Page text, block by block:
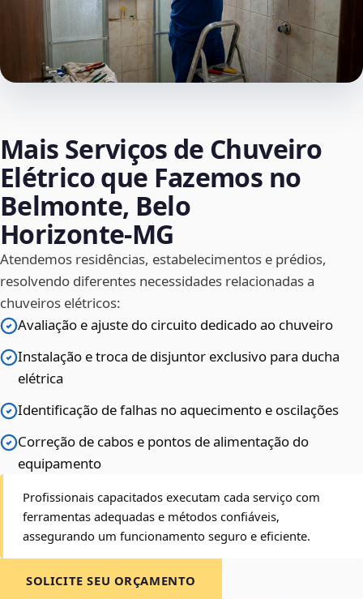
Mais Serviços de Chuveiro
Elétrico que Fazemos no
Belmonte, Belo
Horizonte‑MG
Atendemos residências, estabelecimentos e prédios,
resolvendo diferentes necessidades relacionadas a
chuveiros elétricos:
Avaliação e ajuste do circuito dedicado ao chuveiro
Instalação e troca de disjuntor exclusivo para ducha
elétrica
Identificação de falhas no aquecimento e oscilações
Correção de cabos e pontos de alimentação do
equipamento
Profissionais capacitados executam cada serviço com
ferramentas adequadas e métodos confiáveis,
assegurando um funcionamento seguro e eficiente.
SOLICITE SEU ORÇAMENTO